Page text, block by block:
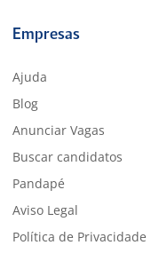
Empresas
Ajuda
Blog
Anunciar Vagas
Buscar candidatos
Pandapé
Aviso Legal
Política de Privacidade